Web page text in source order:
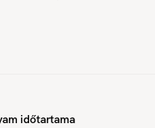
időtartama